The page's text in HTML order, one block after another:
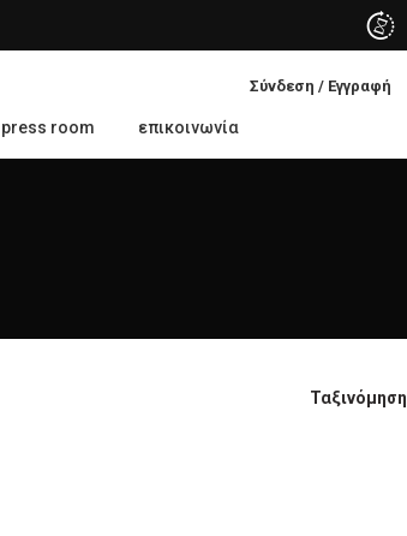
Σύνδεση / Εγγραφή
press room επικοινωνία